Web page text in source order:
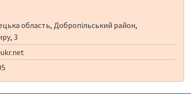
область, Добропільський район,
3